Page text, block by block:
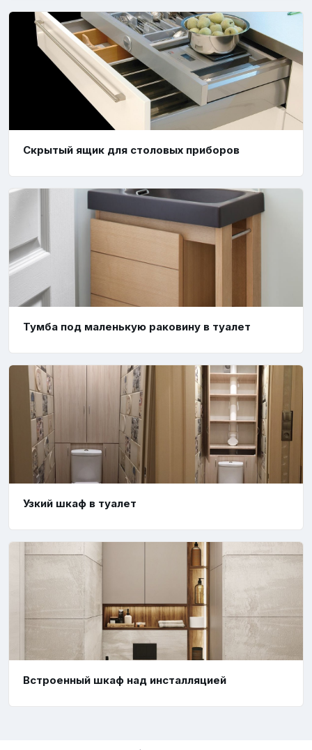
Скрытый ящик для столовых приборов
Тумба под маленькую раковину в туалет
Узкий шкаф в туалет
Встроенный шкаф над инсталляцией